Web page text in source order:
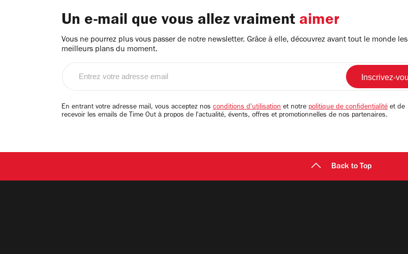
Un e-mail que vous allez vraiment aimer
Vous ne pourrez plus vous passer de notre newsletter. Grâce à elle, découvrez avant tout le monde les
meilleurs plans du moment.
email
En entrant votre adresse mail, vous acceptez nos conditions d'utilisation et notre politique de confidentialité et de
recevoir les emails de Time Out à propos de l'actualité, évents, offres et promotionnelles de nos partenaires.
Back to Top